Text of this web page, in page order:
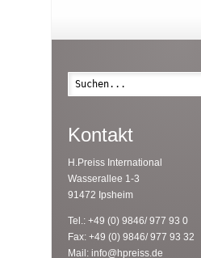
Kontakt
H.Preiss International
Wasserallee 1-3
91472 Ipsheim
Tel.: +49 (0) 9846/ 977 93 0
Fax: +49 (0) 9846/ 977 93 32
Mail: info@hpreiss.de